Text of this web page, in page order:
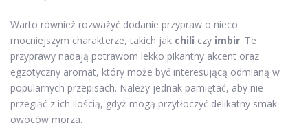
Warto również rozważyć dodanie przypraw o nieco
mocniejszym charakterze, takich jak chili czy imbir. Te
przyprawy nadają potrawom lekko pikantny akcent oraz
egzotyczny aromat, który może być interesującą odmianą w
popularnych przepisach. Należy jednak pamiętać, aby nie
przegiąć z ich ilością, gdyż mogą przytłoczyć delikatny smak
owoców morza.